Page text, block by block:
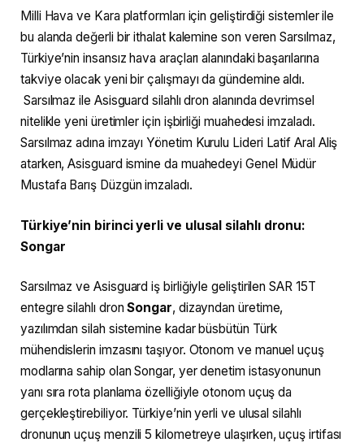
Milli Hava ve Kara platformları için geliştirdiği sistemler ile
bu alanda değerli bir ithalat kalemine son veren Sarsılmaz,
Türkiye’nin insansız hava araçları alanındaki başarılarına
takviye olacak yeni bir çalışmayı da gündemine aldı.
Sarsılmaz ile Asisguard silahlı dron alanında devrimsel
nitelikle yeni üretimler için işbirliği muahedesi imzaladı.
Sarsılmaz adına imzayı Yönetim Kurulu Lideri Latif Aral Aliş
atarken, Asisguard ismine da muahedeyi Genel Müdür
Mustafa Barış Düzgün imzaladı.
Türkiye’nin birinci yerli ve ulusal silahlı dronu:
Songar
Sarsılmaz ve Asisguard iş birliğiyle geliştirilen SAR 15T
entegre silahlı dronSongar, dizayndan üretime,
yazılımdan silah sistemine kadar büsbütün Türk
mühendislerin imzasını taşıyor. Otonom ve manuel uçuş
modlarına sahip olan Songar, yer denetim istasyonunun
yanı sıra rota planlama özelliğiyle otonom uçuş da
gerçekleştirebiliyor. Türkiye’nin yerli ve ulusal silahlı
dronunun uçuş menzili 5 kilometreye ulaşırken, uçuş irtifası